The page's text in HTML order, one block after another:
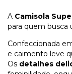
A Camisola
para quem busca
Confeccionada
e caimento leve
Os detalhes